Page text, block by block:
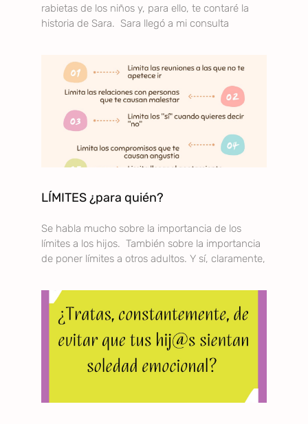
rabietas de los niños y, para ello, te contaré la
historia de Sara. Sara llegó a mi consulta
LÍMITES ¿para quién?
Se habla mucho sobre la importancia de los
límites a los hijos. También sobre la importancia
de poner límites a otros adultos. Y sí, claramente,